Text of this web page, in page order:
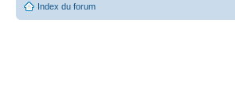
Index du forum